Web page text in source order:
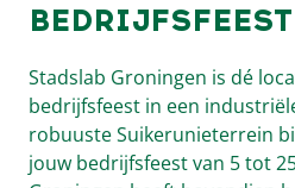
BEDRIJFSFEEST
Stadslab Groningen is dé
bedrijfsfeest in een
robuuste Suikerunieterrein
jouw bedrijfsfeest van 5 tot